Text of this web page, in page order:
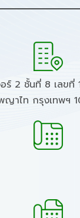
ร์ 2 ชั้นที่ 8 เลขที่
ญาไท กรุงเทพฯ